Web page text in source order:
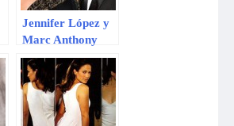
Jennifer López y
Marc Anthony
son acusados de
plagio